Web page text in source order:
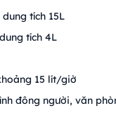
tích 15L
tích 4L
15 lít/giờ
đông người, văn